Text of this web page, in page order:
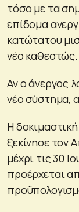
τόσο με τα
επίδομα
κατώτατου
νέο καθεστώς.
Αν ο άνεργος
νέο σύστημα,
Η
ξεκίνησε τον
μέχρι τις 30
προέρχεται